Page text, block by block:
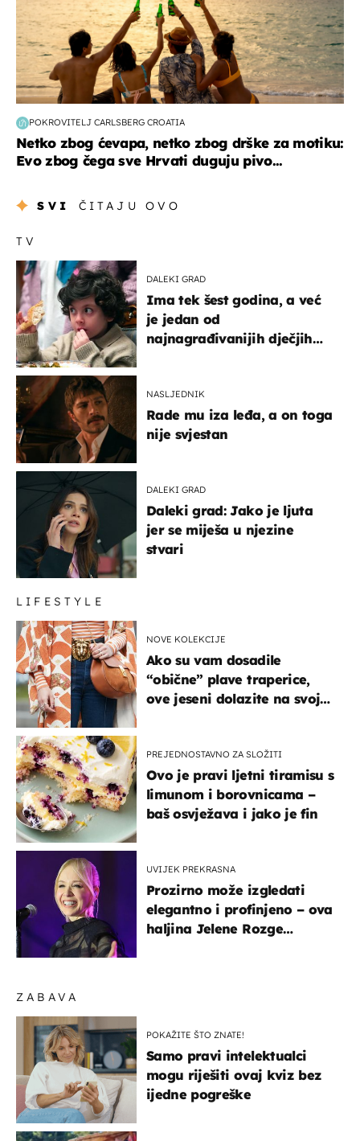
POKROVITELJ CARLSBERG CROATIA
Netko zbog ćevapa, netko zbog drške za motiku:
Evo zbog čega sve Hrvati duguju pivo...
SVI ČITAJU OVO
ZABAVA
POKAŽITE ŠTO ZNATE!
Samo pravi intelektualci
mogu riješiti ovaj kviz bez
ijedne pogreške
TV
DALEKI GRAD
Ima tek šest godina, a već
je jedan od
najnagrađivanijih dječjih
NASLJEDNIK
Rade mu iza leđa, a on toga
nije svjestan
DALEKI GRAD
Daleki grad: Jako je ljuta
jer se miješa u njezine
stvari
LIFESTYLE
NOVE KOLEKCIJE
Ako su vam dosadile
“obične” plave traperice,
ove jeseni dolazite na svoje
PREJEDNOSTAVNO ZA SLOŽITI
Ovo je pravi ljetni tiramisu s
limunom i borovnicama –
baš osvježava i jako je fin
UVIJEK PREKRASNA
Prozirno može izgledati
elegantno i profinjeno – ova
haljina Jelene Rozge